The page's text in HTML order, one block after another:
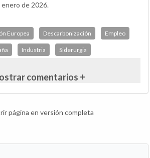
de 2026.
Europea Descarbonización Empleo
Industria Siderurgia
comentarios +
página en versión completa